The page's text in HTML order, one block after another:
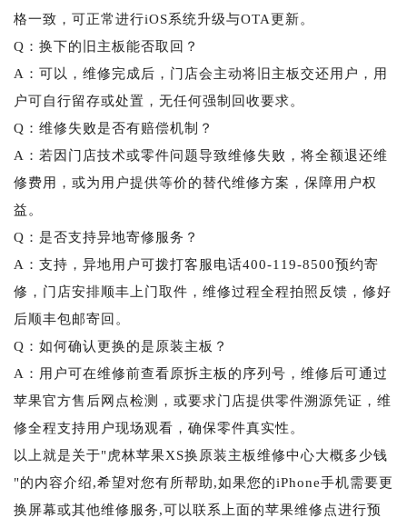
格一致，可正常进行iOS系统升级与OTA更新。
Q：换下的旧主板能否取回？
A：可以，维修完成后，门店会主动将旧主板交还用户，用
户可自行留存或处置，无任何强制回收要求。
Q：维修失败是否有赔偿机制？
A：若因门店技术或零件问题导致维修失败，将全额退还维
修费用，或为用户提供等价的替代维修方案，保障用户权
益。
Q：是否支持异地寄修服务？
A：支持，异地用户可拨打客服电话400-119-8500预约寄
修，门店安排顺丰上门取件，维修过程全程拍照反馈，修好
后顺丰包邮寄回。
Q：如何确认更换的是原装主板？
A：用户可在维修前查看原拆主板的序列号，维修后可通过
苹果官方售后网点检测，或要求门店提供零件溯源凭证，维
修全程支持用户现场观看，确保零件真实性。
以上就是关于"虎林苹果XS换原装主板维修中心大概多少钱
"的内容介绍,希望对您有所帮助,如果您的iPhone手机需要更
换屏幕或其他维修服务,可以联系上面的苹果维修点进行预